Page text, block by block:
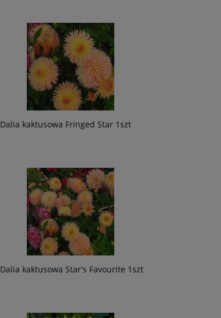
Dalia kaktusowa Fringed Star 1szt
Dalia kaktusowa Star's Favourite 1szt